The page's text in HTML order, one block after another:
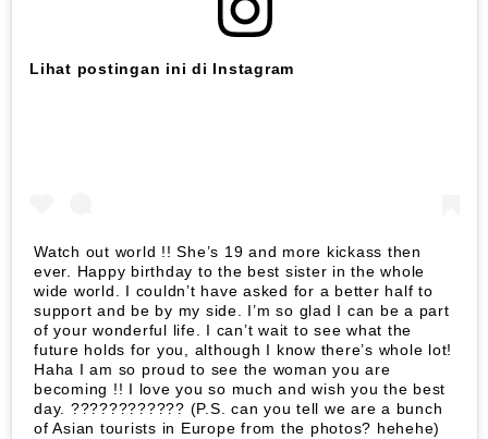
Lihat postingan ini di Instagram
Watch out world !! She’s 19 and more kickass then
ever. Happy birthday to the best sister in the whole
wide world. I couldn’t have asked for a better half to
support and be by my side. I’m so glad I can be a part
of your wonderful life. I can’t wait to see what the
future holds for you, although I know there’s whole lot!
Haha I am so proud to see the woman you are
becoming !! I love you so much and wish you the best
day. ???????????? (P.S. can you tell we are a bunch
of Asian tourists in Europe from the photos? hehehe)